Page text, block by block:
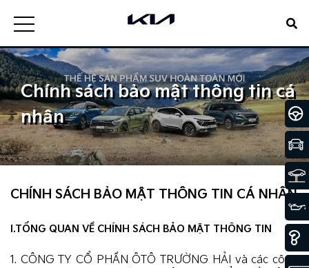
Chính sách bảo mật thông tin cá
nhân
CHÍNH SÁCH BẢO MẬT THÔNG TIN CÁ NHÂN
I.TỔNG QUAN VỀ CHÍNH SÁCH BẢO MẬT THÔNG TIN
1. CÔNG TY CỔ PHẦN ÔTÔ TRƯỜNG HẢI và các công